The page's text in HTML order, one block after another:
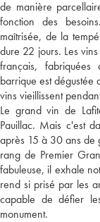
de manière
fonction des
maîtrisée, de la
dure 22 jours. Les
français,
barrique est
vins vieillissent
Le grand vin de
Pauillac. Mais c'est
après 15 à 30 ans de
rang de Premier
fabuleuse, il exhale
rend si prisé par les
capable de défier
monument.